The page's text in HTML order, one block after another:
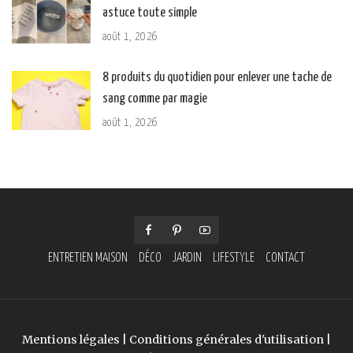
astuce toute simple
août 1, 2026
8 produits du quotidien pour enlever une tache de
sang comme par magie
août 1, 2026
ENTRETIEN MAISON DÉCO JARDIN LIFESTYLE CONTACT
Mentions légales Conditions générales d'utilisation